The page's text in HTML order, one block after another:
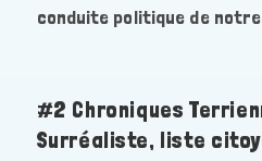
conduite politique de
#2 Chroniques
Surréaliste, liste